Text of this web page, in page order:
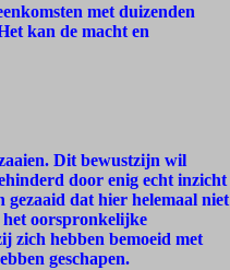
met duizenden
kan de macht en
Dit bewustzijn wil
door enig echt inzicht
gezaaid dat hier helemaal niet
oorspronkelijke
zich hebben bemoeid met
geschapen.